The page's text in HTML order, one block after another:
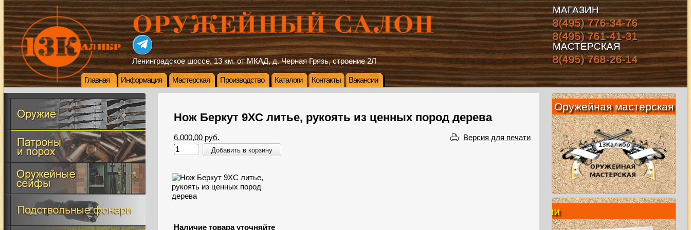
Ленинградское шоссе, 13 км. от МКАД, д. Черная Грязь, строение 2Л
МАГАЗИН
8(495) 776-34-76
8(495) 761-41-31
МАСТЕРСКАЯ
8(495) 768-26-14
Главная Информация Мастерская Производство Каталоги Контакты Вакансии
Нож Беркут 9ХС литье, рукоять из ценных пород дерева
Версия для печати
6.000,00 руб.
Добавить в корзину
Наличие товара уточняйте
Оружейная мастерская